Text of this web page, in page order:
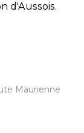
d'Aussois.
Maurienne